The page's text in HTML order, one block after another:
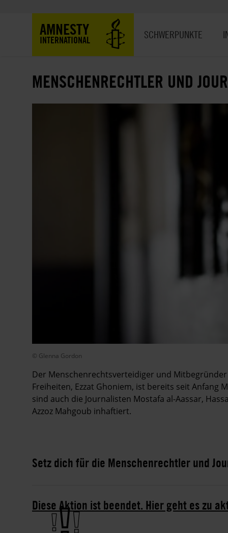
AMNESTY
INTERNATIONAL SCHWERPUNKTE
MENSCHENRECHTLER UND
© Glenna Gordon
Der Menschenrechtsverteidiger und
Freiheiten, Ezzat Ghoniem, ist bereits seit Anfang
sind auch die Journalisten Mostafa al-Aassar,
Azzoz Mahgoub inhaftiert.
Setz dich für die Menschenrechtler und
Diese Aktion ist beendet. Hier geht es zu